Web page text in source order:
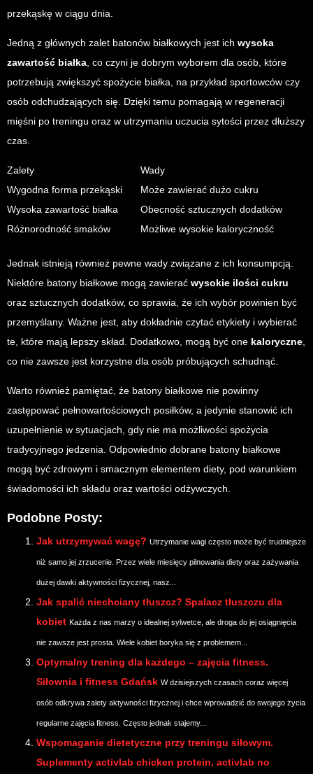
przekąskę w ciągu dnia.
Jedną z głównych zalet batonów białkowych jest ich wysoka
zawartość białka , co czyni je dobrym wyborem dla osób, które
potrzebują zwiększyć spożycie białka, na przykład sportowców czy
osób odchudzających się. Dzięki temu pomagają w regeneracji
mięśni po treningu oraz w utrzymaniu uczucia sytości przez dłuższy
czas.
Zalety
Wady
Wygodna forma przekąski
Może zawierać dużo cukru
Wysoka zawartość białka
Obecność sztucznych dodatków
Różnorodność smaków
Możliwe wysokie kaloryczność
Jednak istnieją również pewne wady związane z ich konsumpcją.
Niektóre batony białkowe mogą zawierać wysokie ilości cukru
oraz sztucznych dodatków, co sprawia, że ich wybór powinien być
przemyślany. Ważne jest, aby dokładnie czytać etykiety i wybierać
te, które mają lepszy skład. Dodatkowo, mogą być one kaloryczne
co nie zawsze jest korzystne dla osób próbujących schudnąć.
Warto również pamiętać, że batony białkowe nie powinny
zastępować pełnowartościowych posiłków, a jedynie stanowić ich
uzupełnienie w sytuacjach, gdy nie ma możliwości spożycia
tradycyjnego jedzenia. Odpowiednio dobrane batony białkowe
mogą być zdrowym i smacznym elementem diety, pod warunkiem
świadomości ich składu oraz wartości odżywczych.
Podobne Posty:
Jak utrzymywać wagę? Utrzymanie wagi często może być trudniejsze
niż samo jej zrzucenie. Przez wiele miesięcy pilnowania diety oraz zażywania
dużej dawki aktywności fizycznej, nasz...
Jak spalić niechciany tłuszcz? Spalacz tłuszczu dla
kobiet Każda z nas marzy o idealnej sylwetce, ale droga do jej osiągnięcia
nie zawsze jest prosta. Wiele kobiet boryka się z problemem...
Optymalny trening dla każdego – zajęcia fitness.
Siłownia i fitness Gdańsk W dzisiejszych czasach coraz więcej
osób odkrywa zalety aktywności fizycznej i chce wprowadzić do swojego życia
regularne zajęcia fitness. Często jednak stajemy...
Wspomaganie dietetyczne przy treningu siłowym.
Suplementy activlab chicken protein, activlab no